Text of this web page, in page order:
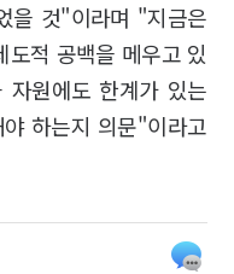
을 것"이라며 "지금은
적 공백을 메우고 있
자원에도 한계가 있는
하는지 의문"이라고